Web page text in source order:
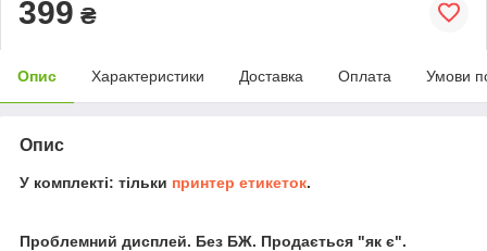
399 ₴
Опис Характеристики Доставка Оплата Умови
Опис
У комплекті: тільки принтер етикеток.
Проблемний дисплей. Без БЖ. Продається "як є".